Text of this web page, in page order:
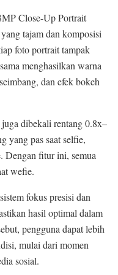
Close-Up Portrait
tajam dan komposisi
foto portrait tampak
menghasilkan warna
dan efek bokeh
dibekali rentang 0.8x–
yang pas saat selfie,
Dengan fitur ini, semua
wefie.
fokus presisi dan
hasil optimal dalam
pengguna dapat lebih
mulai dari momen
sosial.